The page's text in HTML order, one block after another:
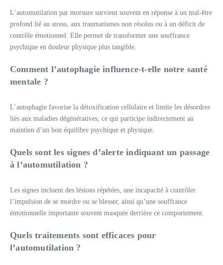
L’automutilation par morsure survient souvent en réponse à un mal-être
profond lié au stress, aux traumatismes non résolus ou à un déficit de
contrôle émotionnel. Elle permet de transformer une souffrance
psychique en douleur physique plus tangible.
Comment l’autophagie influence-t-elle notre santé
mentale ?
L’autophagie favorise la détoxification cellulaire et limite les désordres
liés aux maladies dégénératives, ce qui participe indirectement au
maintien d’un bon équilibre psychique et physique.
Quels sont les signes d’alerte indiquant un passage
à l’automutilation ?
Les signes incluent des lésions répétées, une incapacité à contrôler
l’impulsion de se mordre ou se blesser, ainsi qu’une souffrance
émotionnelle importante souvent masquée derrière ce comportement.
Quels traitements sont efficaces pour
l’automutilation ?